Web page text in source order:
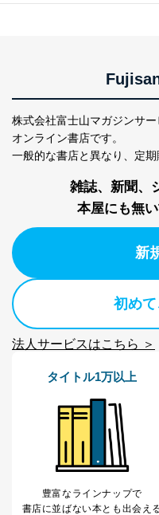
4
採用応募者の方の
個人情報
5
当社の従業者の個
人情報
企業）からの委託
により当社の
SNS公式アカウン
の個人情報
ータ（開示対象個人情
開示等のご請求に対応
なお、6、7については
各SNS運営会社様にご
ます。
３．個人情報の第三者
株式会社富士山マガジンサー
オンライン書店です。
一般的な書店と異なり、 定期
雑誌、新聞、
本屋にも無
新
初め
法人サービスはこちら ＞
タイトル1万以上
豊富なラインナップで
書店に並ばない本とも出会え